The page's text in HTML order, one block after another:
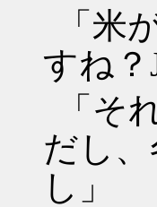
「米
すね？
「そ
だし
し」